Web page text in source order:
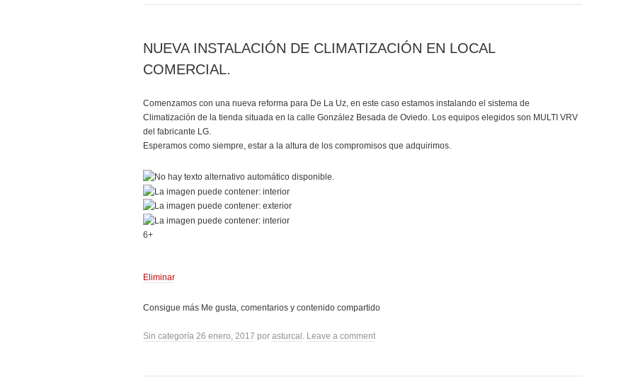
NUEVA INSTALACIÓN DE CLIMATIZACIÓN EN LOCAL
COMERCIAL.
Comenzamos con una nueva reforma para De La Uz, en este caso estamos instalando el sistema de
Climatización de la tienda situada en la calle González Besada de Oviedo. Los equipos elegidos son MULTI VRV
del fabricante LG.
Esperamos como siempre, estar a la altura de los compromisos que adquirimos.
6+
Eliminar
Consigue más Me gusta, comentarios y contenido compartido
Sin categoría 26 enero, 2017 por asturcal . Leave a comment